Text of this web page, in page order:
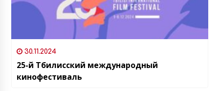
30.11.2024
25-й Тбилисский международный
кинофестиваль